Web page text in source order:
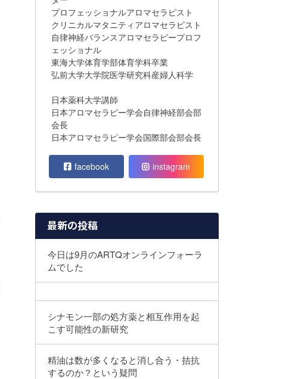
プロフェッショナルアロマセラピスト
クリニカルマタニティアロマセラピスト
自律神経バランスアロマセラピープロフ
ェッショナル
東海大学体育学部体育学科卒業
弘前大学大学院医学研究科産婦人科学
日本薬科大学講師
日本アロマセラピー学会自律神経部会部
会長
日本アロマセラピー学会国際部会部会長
facebook instagram
最新の投稿
今日は9月のARTQオンラインフォーラ
ムでした
シナモン一部の処方薬と相互作用を起
こす可能性の新研究
精油は数が多くなると消し合う・拮抗
するのか？という疑問